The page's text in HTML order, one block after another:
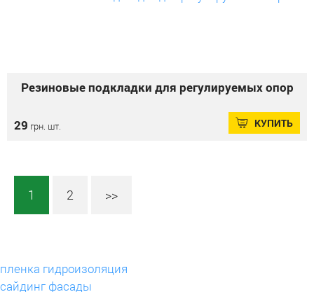
Резиновые подкладки для регулируемых опор
29 грн. шт. КУПИТЬ
1 2 >>
пленка гидроизоляция
сайдинг фасады